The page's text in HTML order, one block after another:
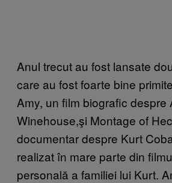
Anul trecut au fost lansate
care au fost foarte bine
Amy, un film biografic despre
Winehouse,şi Montage of
documentar despre Kurt
realizat în mare parte din
personală a familiei lui Kurt.